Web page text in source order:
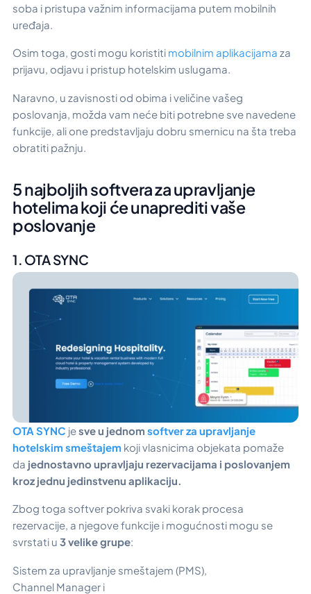
soba i pristupa važnim informacijama putem mobilnih
uređaja.
Osim toga, gosti mogu koristiti mobilnim aplikacijama za
prijavu, odjavu i pristup hotelskim uslugama.
Naravno, u zavisnosti od obima i veličine vašeg
poslovanja, možda vam neće biti potrebne sve navedene
funkcije, ali one predstavljaju dobru smernicu na šta treba
obratiti pažnju.
5 najboljih softvera za upravljanje
hotelima koji će unaprediti vaše
poslovanje
1. OTA SYNC
OTA SYNC jesve u jednom softver za upravljanje
hotelskim smeštajem koji vlasnicima objekata pomaže
da jednostavno upravljaju rezervacijama i poslovanjem
kroz jednu jedinstvenu aplikaciju.
Zbog toga softver pokriva svaki korak procesa
rezervacije, a njegove funkcije i mogućnosti mogu se
svrstati u 3 velike grupe:
Sistem za upravljanje smeštajem (PMS),
Channel Manager i